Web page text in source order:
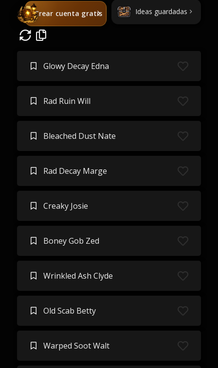
Crear cuenta gratis Ideas guardadas
Glowy Decay Edna
Rad Ruin Will
Bleached Dust Nate
Rad Decay Marge
Creaky Josie
Boney Gob Zed
Wrinkled Ash Clyde
Old Scab Betty
Warped Soot Walt